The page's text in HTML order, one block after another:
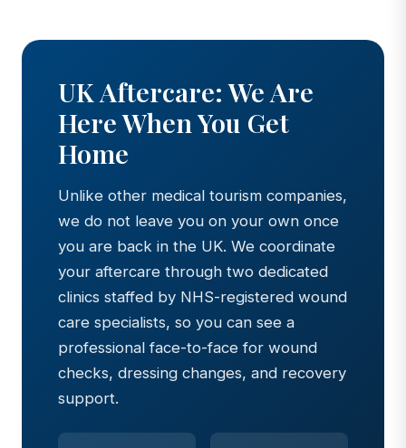
UK Aftercare: We Are
Here When You Get
Home
Unlike other medical tourism companies,
we do not leave you on your own once
you are back in the UK. We coordinate
your aftercare through two dedicated
clinics staffed by NHS-registered wound
care specialists, so you can see a
professional face-to-face for wound
checks, dressing changes, and recovery
support.